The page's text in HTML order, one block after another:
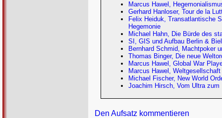
Marcus Hawel,
Gerhard Hanloser, Tour de la
Felix Heiduk, Transatlantische
Hegemonie
Michael Hahn, Die Bürde des
SI, GIS und Aufbau Berlin &
Bernhard Schmid, Machtpoker
Thomas Binger, Die neue
Marcus Hawel, Global War
Marcus Hawel,
Michael Fischer, New World
Joachim Hirsch, Vom Ultra
Den Aufsatz kommentieren